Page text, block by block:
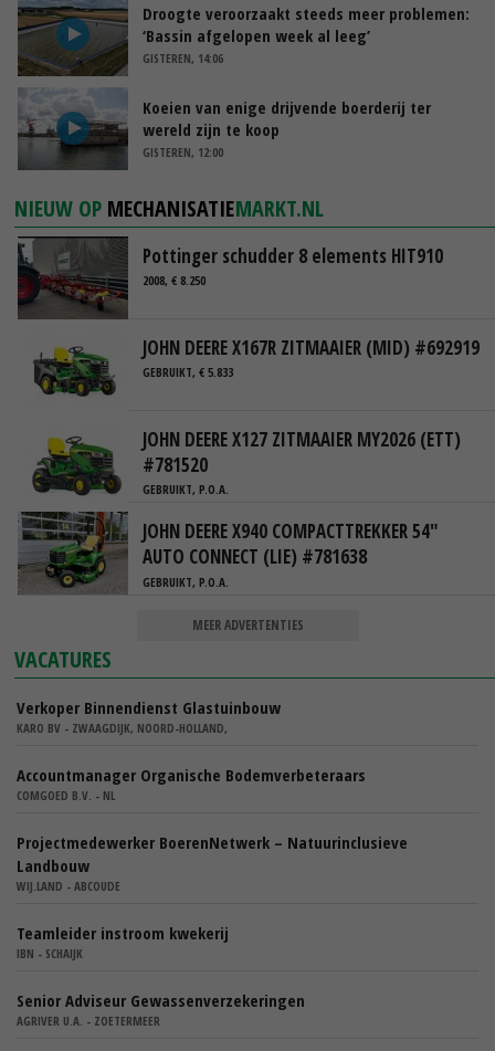
Droogte veroorzaakt steeds meer problemen:
‘Bassin afgelopen week al leeg’
GISTEREN, 14:06
Koeien van enige drijvende boerderij ter
wereld zijn te koop
GISTEREN, 12:00
NIEUW OP MECHANISATIEMARKT.NL
Pottinger schudder 8 elements HIT910
2008, € 8.250
JOHN DEERE X167R ZITMAAIER (MID) #692919
GEBRUIKT, € 5.833
JOHN DEERE X127 ZITMAAIER MY2026 (ETT)
#781520
GEBRUIKT, P.O.A.
JOHN DEERE X940 COMPACTTREKKER 54"
AUTO CONNECT (LIE) #781638
GEBRUIKT, P.O.A.
MEER ADVERTENTIES
VACATURES
Verkoper Binnendienst Glastuinbouw
KARO BV - ZWAAGDIJK, NOORD-HOLLAND,
Accountmanager Organische Bodemverbeteraars
COMGOED B.V. - NL
Projectmedewerker BoerenNetwerk – Natuurinclusieve
Landbouw
WIJ.LAND - ABCOUDE
Teamleider instroom kwekerij
IBN - SCHAIJK
Senior Adviseur Gewassenverzekeringen
AGRIVER U.A. - ZOETERMEER